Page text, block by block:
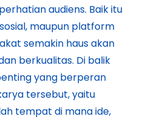
audiens. Baik itu
maupun platform
semakin haus akan
berkualitas. Di balik
yang berperan
tersebut, yaitu
tempat di mana ide,